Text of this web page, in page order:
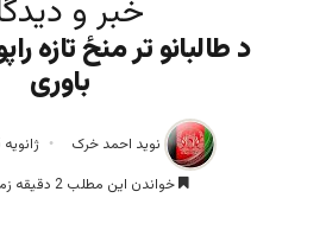
خبر و
د طالبانو تر منځ تازه
باوری‎
نوید احمد خرک ژانویه 25, 2021
خواندن این مطلب 2 دقیقه زمان میبرد